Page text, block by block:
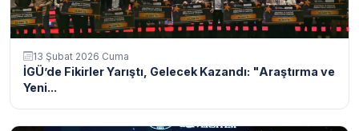
13 Şubat 2026 Cuma
İGÜ’de Fikirler Yarıştı, Gelecek Kazandı: "Araştırma ve
Yeni...